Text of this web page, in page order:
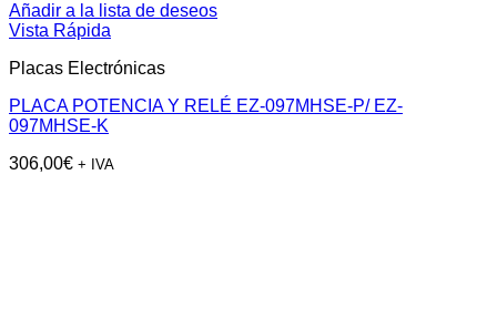
Añadir a la lista de deseos
Vista Rápida
Placas Electrónicas
PLACA POTENCIA Y RELÉ EZ-097MHSE-P/ EZ-
097MHSE-K
306,00€ + IVA